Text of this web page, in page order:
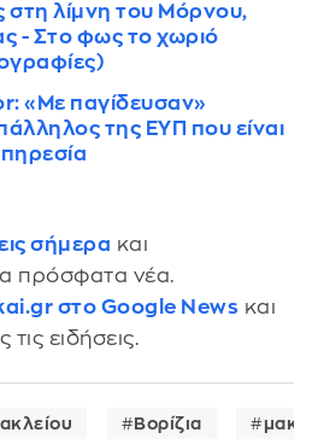
στη λίμνη του Μόρνου,
- Στο φως το χωριό
«Με παγίδευσαν»
της ΕΥΠ που είναι
σήμερα και
πρόσφατα νέα.
στο Google News και
ειδήσεις.
Βορίζια